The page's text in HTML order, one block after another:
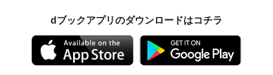
dブックアプリのダウンロードはコチラ